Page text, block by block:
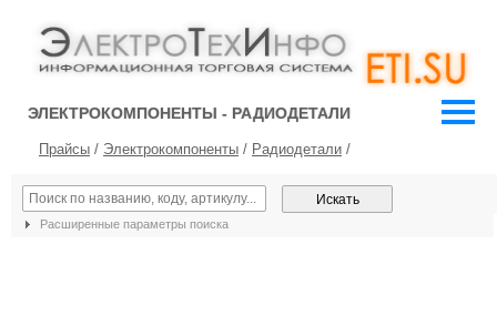
ЭЛЕКТРОКОМПОНЕНТЫ - РАДИОДЕТАЛИ
Прайсы / Электрокомпоненты / Радиодетали /
Расширенные параметры поиска